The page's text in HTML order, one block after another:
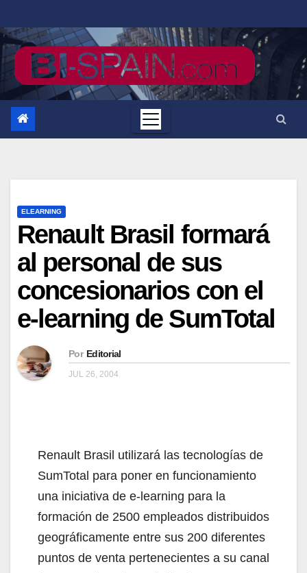
al
contenido
ELEARNING
Renault Brasil formará
al personal de sus
concesionarios con el
e-learning de SumTotal
Por Editorial
JUL 26, 2004
Renault Brasil utilizará las tecnologías de
SumTotal para poner en funcionamiento
una iniciativa de e-learning para la
formación de 2500 empleados distribuidos
geográficamente entre sus 200 diferentes
puntos de venta pertenecientes a su canal